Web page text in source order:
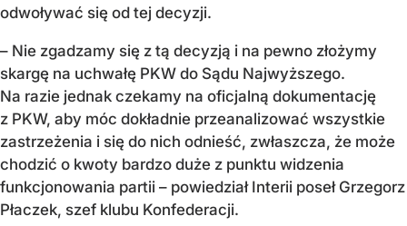
odwoływać się od tej decyzji.
– Nie zgadzamy się z tą decyzją i na pewno złożymy
skargę na uchwałę PKW do Sądu Najwyższego.
Na razie jednak czekamy na oficjalną dokumentację
z PKW, aby móc dokładnie przeanalizować wszystkie
zastrzeżenia i się do nich odnieść, zwłaszcza, że może
chodzić o kwoty bardzo duże z punktu widzenia
funkcjonowania partii – powiedział Interii poseł Grzegorz
Płaczek, szef klubu Konfederacji.